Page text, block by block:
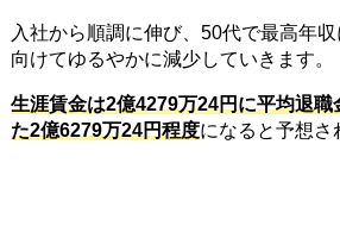
入社から順調に伸び、50代で最高年
向けてゆるやかに減少していきます。
生涯賃金は2億4279万24円に平均退職
た2億6279万24円程度になると予想さ